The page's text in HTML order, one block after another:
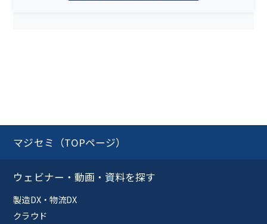
マジセミ（TOPページ）
ウェビナー・動画・資料を探す
製造DX・物流DX
クラウド